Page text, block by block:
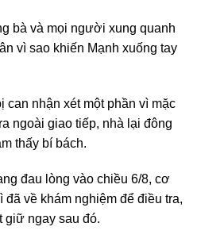
bà và mọi người xung quanh
vì sao khiến Mạnh xuống tay
nhận xét một phần vì mặc
ngoài giao tiếp, nhà lại đông
thấy bí bách.
đau lòng vào chiều 6/8, cơ
về khám nghiệm để điều tra,
giữ ngay sau đó.